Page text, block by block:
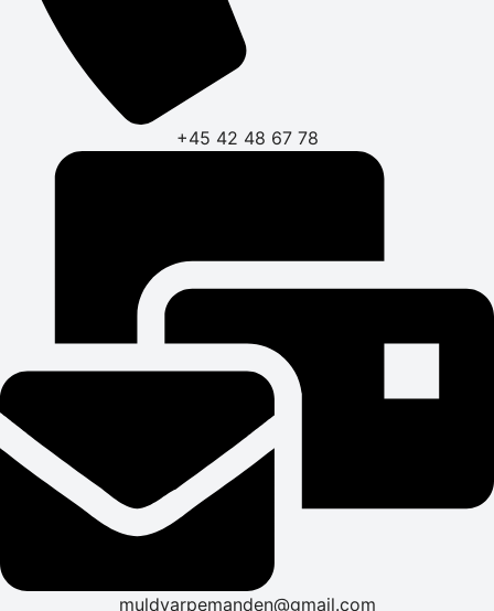
+45 42 48 67 78
muldvarpemanden@gmail.com